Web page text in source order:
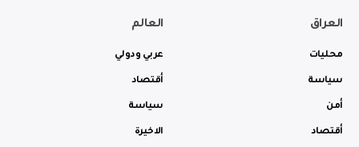
العراق
محليات
سياسة
أمن
أقتصاد
العالم
عربي ودولي
أقتصاد
سياسة
الاخيرة